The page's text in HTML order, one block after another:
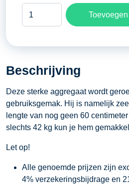
aantal
Beschrijving
Deze sterke aggregaat wordt
gebruiksgemak. Hij is namelijk
lengte van nog geen 60
slechts 42 kg kun je hem
Let op!
Alle genoemde prijzen zijn
4% verzekeringsbijdrage en